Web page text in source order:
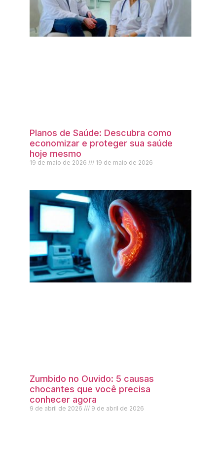
Planos de Saúde: Descubra como
economizar e proteger sua saúde
hoje mesmo
19 de maio de 2026 19 de maio de 2026
Zumbido no Ouvido: 5 causas
chocantes que você precisa
conhecer agora
9 de abril de 2026 9 de abril de 2026